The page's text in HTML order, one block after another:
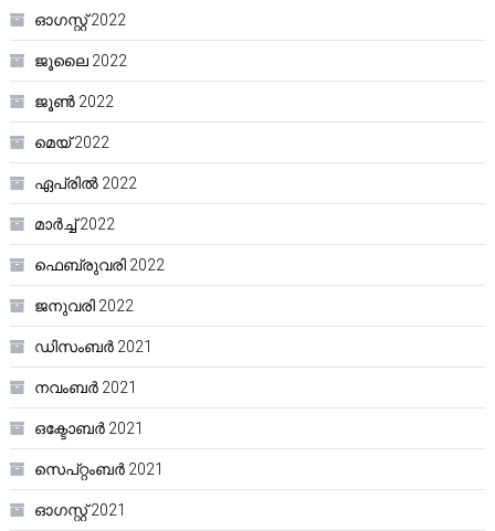
ഓഗസ്റ്റ്‌ 2022
ജൂലൈ 2022
ജൂൺ 2022
മെയ്‌ 2022
ഏപ്രിൽ 2022
മാർച്ച്‌ 2022
ഫെബ്രുവരി 2022
ജനുവരി 2022
ഡിസംബർ 2021
നവംബർ 2021
ഒക്ടോബർ 2021
സെപ്റ്റംബർ 2021
ഓഗസ്റ്റ്‌ 2021